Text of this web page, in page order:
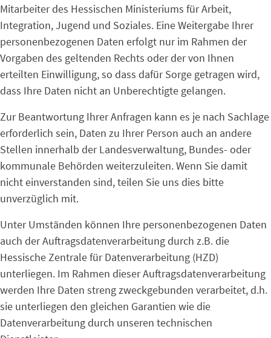
Mitarbeiter des Hessischen Ministeriums für Arbeit,
Integration, Jugend und Soziales. Eine Weitergabe Ihrer
personenbezogenen Daten erfolgt nur im Rahmen der
Vorgaben des geltenden Rechts oder der von Ihnen
erteilten Einwilligung, so dass dafür Sorge getragen wird,
dass Ihre Daten nicht an Unberechtigte gelangen.
Zur Beantwortung Ihrer Anfragen kann es je nach Sachlage
erforderlich sein, Daten zu Ihrer Person auch an andere
Stellen innerhalb der Landesverwaltung, Bundes- oder
kommunale Behörden weiterzuleiten. Wenn Sie damit
nicht einverstanden sind, teilen Sie uns dies bitte
unverzüglich mit.
Unter Umständen können Ihre personenbezogenen Daten
auch der Auftragsdatenverarbeitung durch z.B. die
Hessische Zentrale für Datenverarbeitung (HZD)
unterliegen. Im Rahmen dieser Auftragsdatenverarbeitung
werden Ihre Daten streng zweckgebunden verarbeitet, d.h.
sie unterliegen den gleichen Garantien wie die
Datenverarbeitung durch unseren technischen